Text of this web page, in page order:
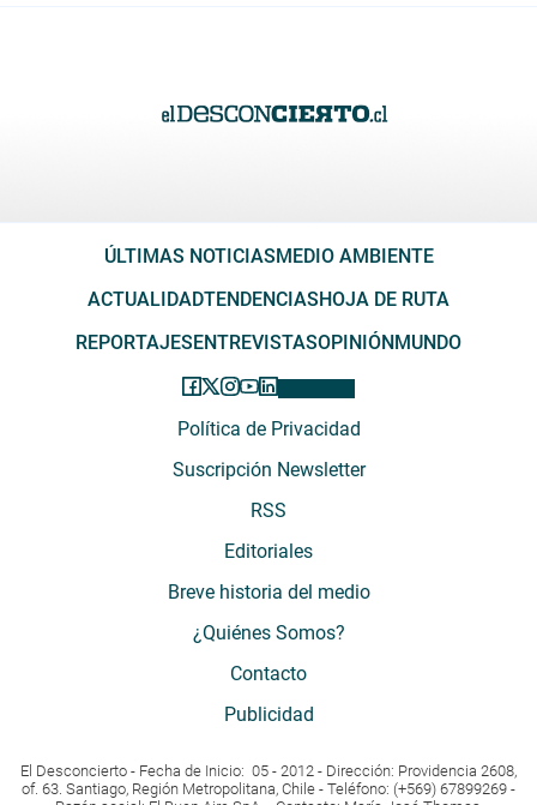
ÚLTIMAS NOTICIASMEDIO AMBIENTE
ACTUALIDADTENDENCIASHOJA DE RUTA
REPORTAJESENTREVISTASOPINIÓNMUNDO
Política de Privacidad
Suscripción Newsletter
RSS
Editoriales
Breve historia del medio
¿Quiénes Somos?
Contacto
Publicidad
El Desconcierto - Fecha de Inicio: 05 - 2012 - Dirección: Providencia 2608,
of. 63. Santiago, Región Metropolitana, Chile - Teléfono: (+569) 67899269 -